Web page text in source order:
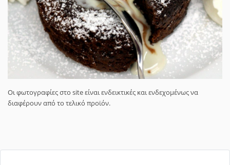
Οι φωτογραφίες στο site είναι ενδεικτικές και ενδεχομένως να
διαφέρουν από το τελικό προϊόν.